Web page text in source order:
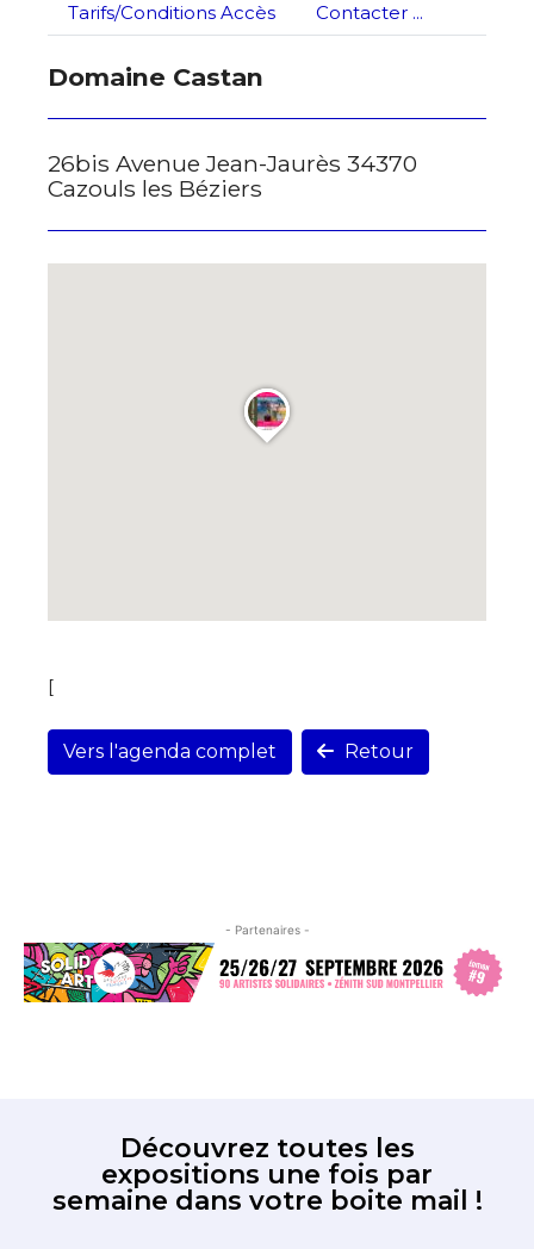
* Champ obligatoire
Tarifs/Conditions Accès Contacter ...
Domaine Castan
26bis Avenue Jean-Jaurès 34370
Cazouls les Béziers
[
Vers l'agenda complet Retour
- Partenaires -
Découvrez toutes les
expositions une fois par
semaine dans votre boite mail !